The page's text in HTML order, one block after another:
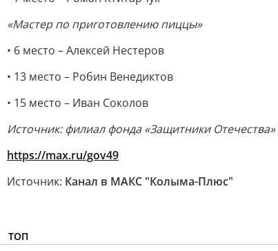
«Мастер по приготовлению пиццы»
• 6 место – Алексей Нестеров
• 13 место – Робин Венедиктов
• 15 место – Иван Соколов
Источник: филиал фонда «Защитники
https://max.ru/gov49
Источник: Канал в МАКС "Колыма-Плюс"
ТОП